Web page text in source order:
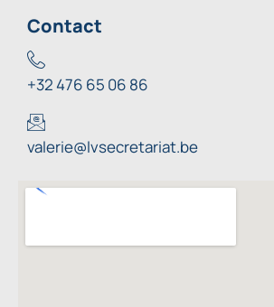
Contact
+32 476 65 06 86
valerie@lvsecretariat.be